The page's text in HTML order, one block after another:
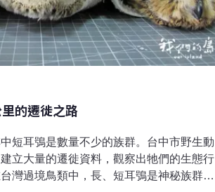
的遷徙之路
短耳鴞是數量不少的族群。台中市野生動
立大量的遷徙資料，觀察出牠們的生態行
灣過境鳥類中，長、短耳鴞是神秘族群，